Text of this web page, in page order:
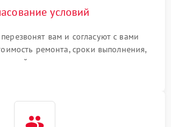
условий
вам и согласуют с вами
ремонта, сроки выполнения,
условия